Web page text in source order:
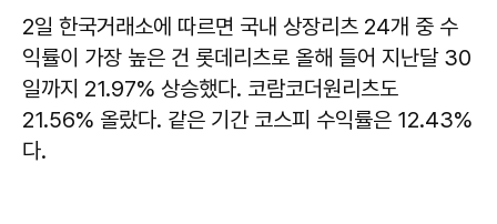
2일 한국거래소에 따르면 국내 상장리츠 24개 중 수
익률이 가장 높은 건 롯데리츠로 올해 들어 지난달 30
일까지 21.97% 상승했다. 코람코더원리츠도
21.56% 올랐다. 같은 기간 코스피 수익률은 12.43%
다.